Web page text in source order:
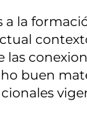
a la
buen